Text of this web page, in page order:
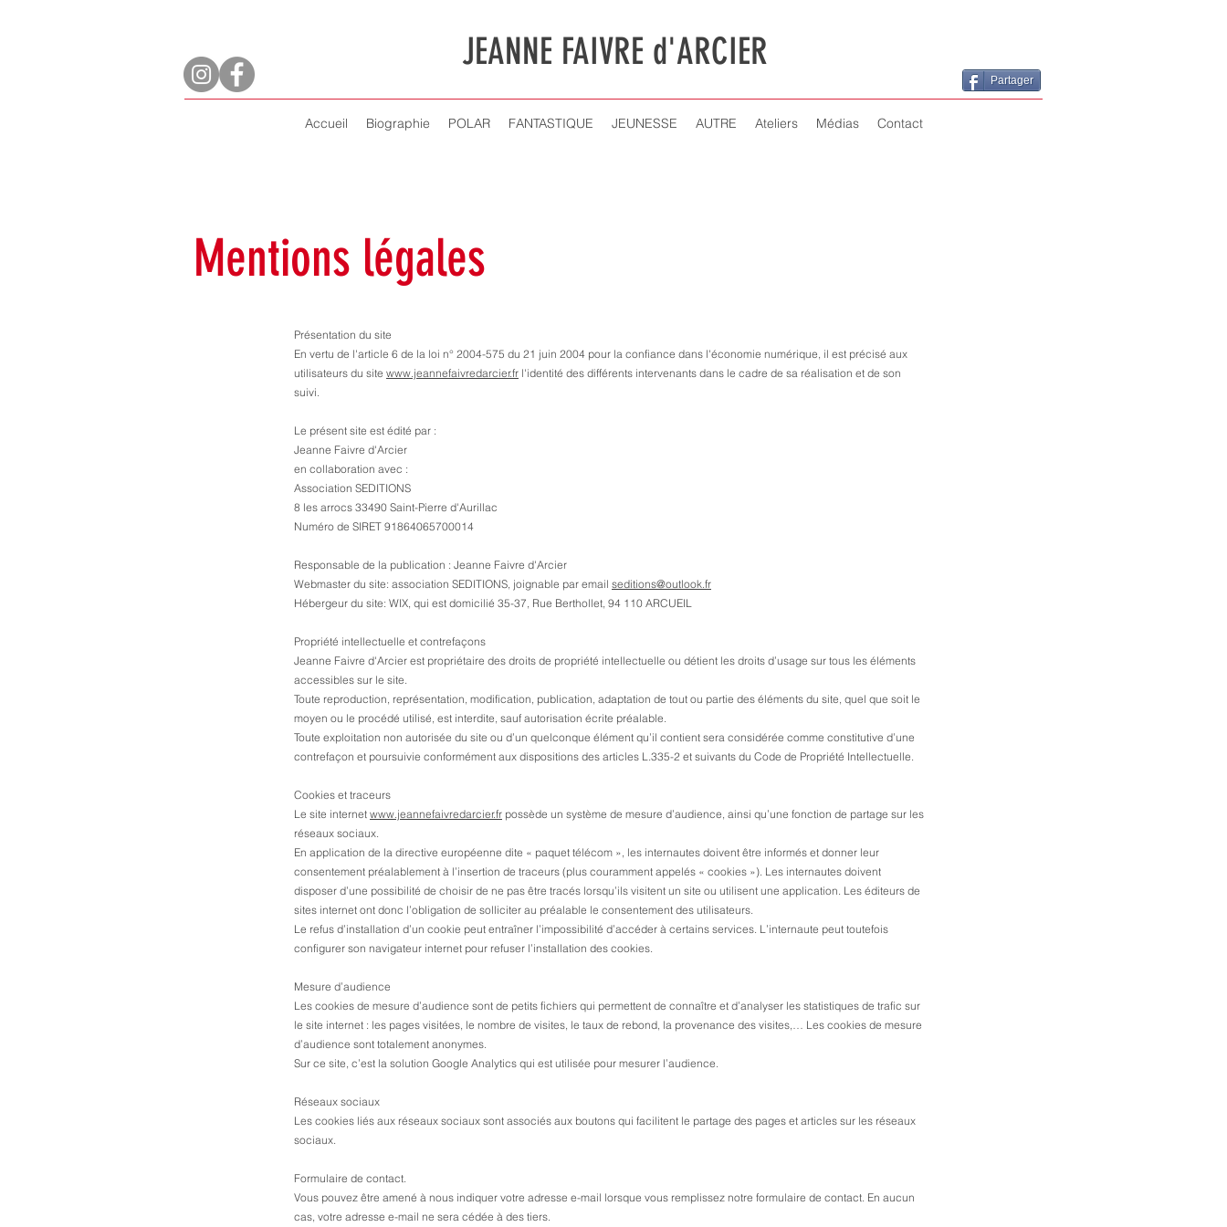
JEANNE FAIVRE d'ARCIER
Partager
Accueil Biographie POLAR FANTASTIQUE JEUNESSE AUTRE Ateliers Médias Contact
Mentions légales
Présentation du site
En vertu de l'article 6 de la loi n° 2004-575 du 21 juin 2004 pour la confiance dans l'économie numérique, il est précisé aux
utilisateurs du site www.jeannefaivredarcier.fr l'identité des différents intervenants dans le cadre de sa réalisation et de son
suivi.
Le présent site est édité par :
Jeanne Faivre d'Arcier
​en collaboration avec :
Association SEDITIONS
8 les arrocs 33490 Saint-Pierre d'Aurillac
Numéro de SIRET 91864065700014
Responsable de la publication : Jeanne Faivre d'Arcier
Webmaster du site: association SEDITIONS, joignable par email seditions@outlook.fr
Hébergeur du site: WIX, qui est domicilié 35-37, Rue Berthollet, 94 110 ARCUEIL
Propriété intellectuelle et contrefaçons
Jeanne Faivre d'Arcier est propriétaire des droits de propriété intellectuelle ou détient les droits d’usage sur tous les éléments
accessibles sur le site.
Toute reproduction, représentation, modification, publication, adaptation de tout ou partie des éléments du site, quel que soit le
moyen ou le procédé utilisé, est interdite, sauf autorisation écrite préalable.
Toute exploitation non autorisée du site ou d’un quelconque élément qu’il contient sera considérée comme constitutive d’une
contrefaçon et poursuivie conformément aux dispositions des articles L.335-2 et suivants du Code de Propriété Intellectuelle.
Cookies et traceurs
Le site internet www.jeannefaivredarcier.fr possède un système de mesure d’audience, ainsi qu’une fonction de partage sur les
réseaux sociaux.
En application de la directive européenne dite « paquet télécom », les internautes doivent être informés et donner leur
consentement préalablement à l’insertion de traceurs (plus couramment appelés « cookies »). Les internautes doivent
disposer d’une possibilité de choisir de ne pas être tracés lorsqu’ils visitent un site ou utilisent une application. Les éditeurs de
sites internet ont donc l’obligation de solliciter au préalable le consentement des utilisateurs.
Le refus d’installation d’un cookie peut entraîner l’impossibilité d’accéder à certains services. L’internaute peut toutefois
configurer son navigateur internet pour refuser l’installation des cookies.
Mesure d’audience
Les cookies de mesure d’audience sont de petits fichiers qui permettent de connaître et d’analyser les statistiques de trafic sur
le site internet : les pages visitées, le nombre de visites, le taux de rebond, la provenance des visites,… Les cookies de mesure
d’audience sont totalement anonymes.
Sur ce site, c’est la solution Google Analytics qui est utilisée pour mesurer l’audience.
Réseaux sociaux
Les cookies liés aux réseaux sociaux sont associés aux boutons qui facilitent le partage des pages et articles sur les réseaux
sociaux.
Formulaire de contact.
Vous pouvez être amené à nous indiquer votre adresse e-mail lorsque vous remplissez notre formulaire de contact. En aucun
cas, votre adresse e-mail ne sera cédée à des tiers.